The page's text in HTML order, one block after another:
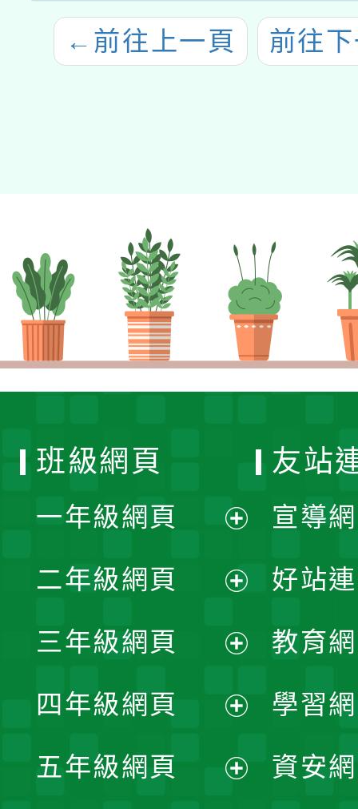
← 前往上一頁 前往
班級網頁
一年級網頁
開
選
單
二年級網頁
開
選
單
三年級網頁
開
選
四年級網頁
開
五年級網頁
友站
宣導
好站
教育
學習
資安